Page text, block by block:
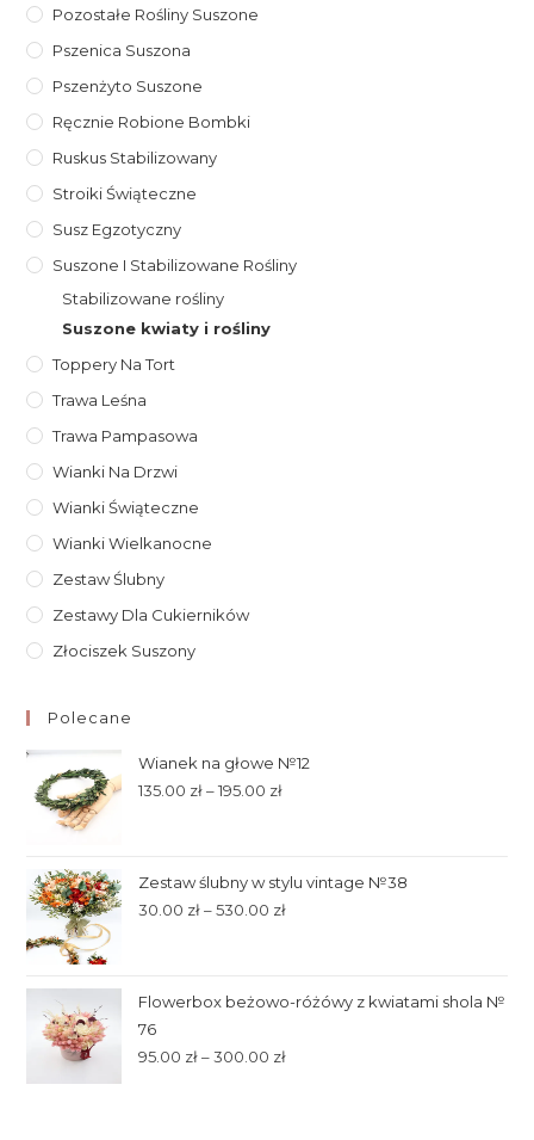
Pozostałe Rośliny Suszone
Pszenica Suszona
Pszenżyto Suszone
Ręcznie Robione Bombki
Ruskus Stabilizowany
Stroiki Świąteczne
Susz Egzotyczny
Suszone I Stabilizowane Rośliny
Stabilizowane rośliny
Suszone kwiaty i rośliny
Toppery Na Tort
Trawa Leśna
Trawa Pampasowa
Wianki Na Drzwi
Wianki Świąteczne
Wianki Wielkanocne
Zestaw Ślubny
Zestawy Dla Cukierników
Złociszek Suszony
Polecane
Wianek na głowe №12
135.00 zł – 195.00 zł
Zestaw ślubny w stylu vintage №38
30.00 zł – 530.00 zł
Flowerbox beżowo-różówy z kwiatami shola №
76
95.00 zł – 300.00 zł